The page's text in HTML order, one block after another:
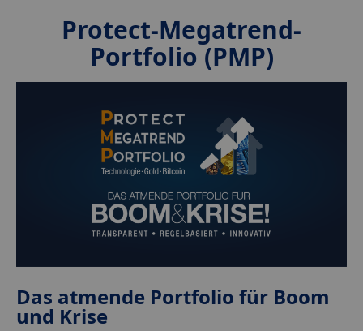
Protect-Megatrend-
Portfolio (PMP)
Das atmende Portfolio für Boom
und Krise